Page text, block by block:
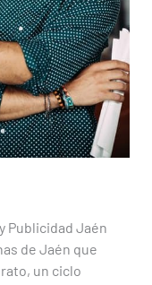
Publicidad Jaén
de Jaén que
un ciclo